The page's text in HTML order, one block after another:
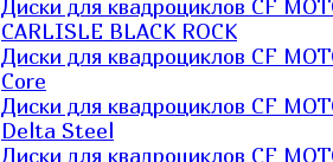
Диски для квадроциклов CF
CARLISLE BLACK ROCK
Диски для квадроциклов CF
Core
Диски для квадроциклов CF
Delta Steel
Диски для квадроциклов CF